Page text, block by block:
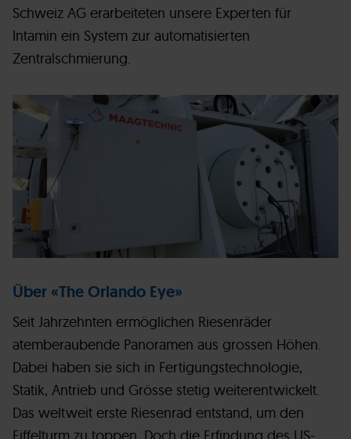
Schweiz AG erarbeiteten unsere Experten für
Intamin ein System zur automatisierten
Zentralschmierung.
Über «The Orlando Eye»
Seit Jahrzehnten ermöglichen Riesenräder
atemberaubende Panoramen aus grossen Höhen.
Dabei haben sie sich in Fertigungstechnologie,
Statik, Antrieb und Grösse stetig weiterentwickelt.
Das weltweit erste Riesenrad entstand, um den